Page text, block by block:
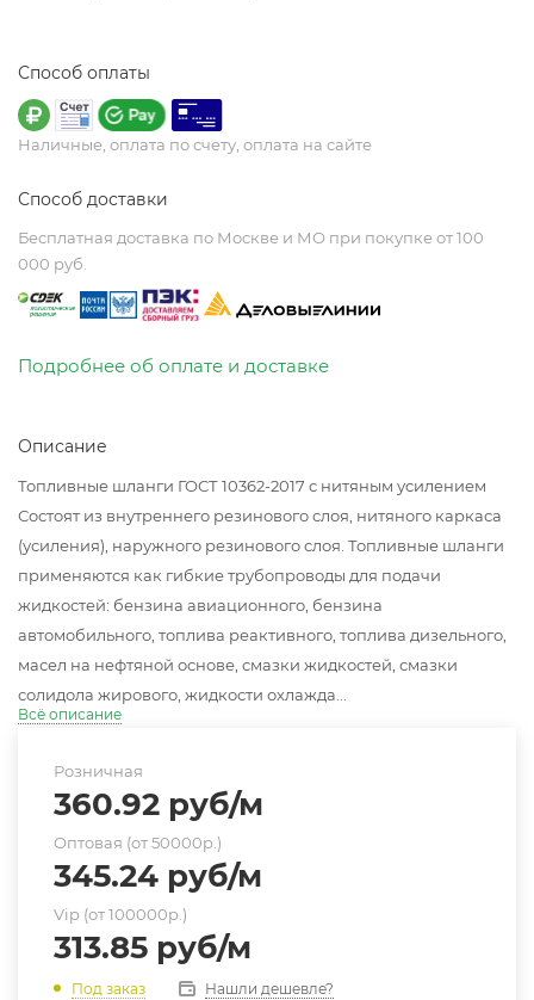
Способ оплаты
Наличные, оплата по счету, оплата на сайте
Способ доставки
Бесплатная доставка по Москве и МО при покупке от 100
000 руб.
Подробнее об оплате и доставке
Описание
Топливные шланги ГОСТ 10362-2017 с нитяным усилением
Состоят из внутреннего резинового слоя, нитяного каркаса
(усиления), наружного резинового слоя. Топливные шланги
применяются как гибкие трубопроводы для подачи
жидкостей: бензина авиационного, бензина
автомобильного, топлива реактивного, топлива дизельного,
масел на нефтяной основе, смазки жидкостей, смазки
солидола жирового, жидкости охлажда...
Всё описание
Розничная
360.92 руб/м
Оптовая (от 50000р.)
345.24 руб/м
Vip (от 100000р.)
313.85 руб/м
Под заказ Нашли дешевле?